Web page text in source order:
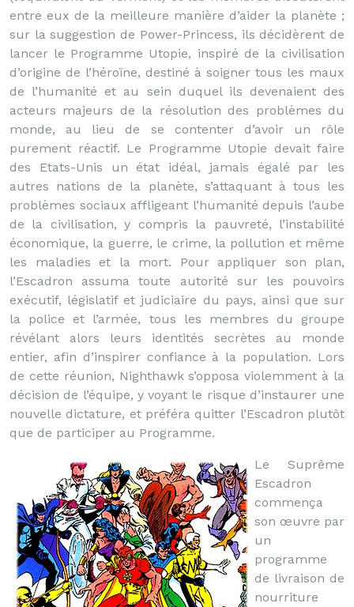
entre eux de la meilleure manière d’aider la planète ;
sur la suggestion de Power-Princess, ils décidèrent de
lancer le Programme Utopie, inspiré de la civilisation
d’origine de l’héroïne, destiné à soigner tous les maux
de l’humanité et au sein duquel ils devenaient des
acteurs majeurs de la résolution des problèmes du
monde, au lieu de se contenter d’avoir un rôle
purement réactif. Le Programme Utopie devait faire
des Etats-Unis un état idéal, jamais égalé par les
autres nations de la planète, s’attaquant à tous les
problèmes sociaux affligeant l’humanité depuis l’aube
de la civilisation, y compris la pauvreté, l’instabilité
économique, la guerre, le crime, la pollution et même
les maladies et la mort. Pour appliquer son plan,
l’Escadron assuma toute autorité sur les pouvoirs
exécutif, législatif et judiciaire du pays, ainsi que sur
la police et l’armée, tous les membres du groupe
révélant alors leurs identités secrètes au monde
entier, afin d’inspirer confiance à la population. Lors
de cette réunion, Nighthawk s’opposa violemment à la
décision de l’équipe, y voyant le risque d’instaurer une
nouvelle dictature, et préféra quitter l’Escadron plutôt
que de participer au Programme.
Le Suprême
Escadron
commença
son œuvre par
un
programme
de livraison de
nourriture